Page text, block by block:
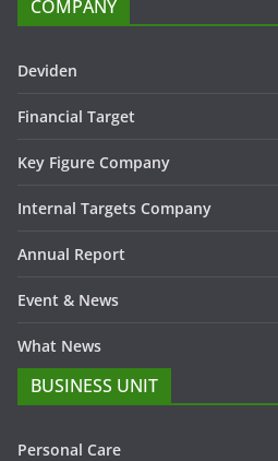
COMPANY
Deviden
Financial Target
Key Figure Company
Internal Targets Company
Annual Report
Event & News
What News
BUSINESS UNIT
Personal Care